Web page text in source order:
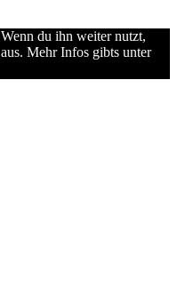
du ihn weiter nutzt,
Mehr Infos gibts unter